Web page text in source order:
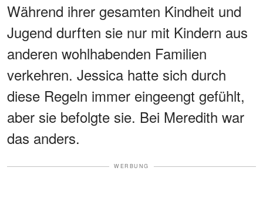
Während ihrer gesamten Kindheit und
Jugend durften sie nur mit Kindern aus
anderen wohlhabenden Familien
verkehren. Jessica hatte sich durch
diese Regeln immer eingeengt gefühlt,
aber sie befolgte sie. Bei Meredith war
das anders.
WERBUNG